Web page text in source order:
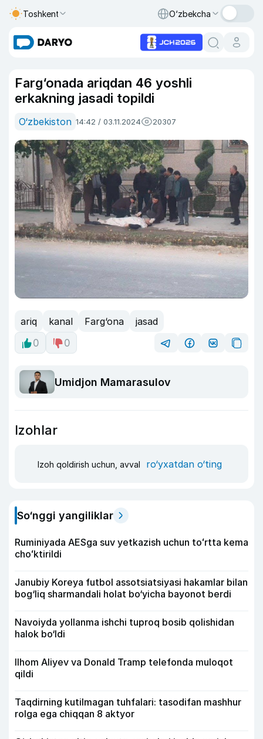
Toshkent O‘zbekcha
Farg‘onada ariqdan 46 yoshli
erkakning jasadi topildi
O‘zbekiston 14:42 / 03.11.2024 20307
ariq kanal Farg‘ona
jasad
0
0
Umidjon Mamarasulov
Izohlar
Izoh qoldirish uchun, avval ro‘yxatdan o‘ting
So‘nggi yangiliklar
Ruminiyada AESga suv yetkazish uchun toʻrtta kema
choʻktirildi
Janubiy Koreya futbol assotsiatsiyasi hakamlar bilan
bog‘liq sharmandali holat bo‘yicha bayonot berdi
Navoiyda yollanma ishchi tuproq bosib qolishidan
halok bo‘ldi
Ilhom Aliyev va Donald Tramp telefonda muloqot
qildi
Taqdirning kutilmagan tuhfalari: tasodifan mashhur
rolga ega chiqqan 8 aktyor